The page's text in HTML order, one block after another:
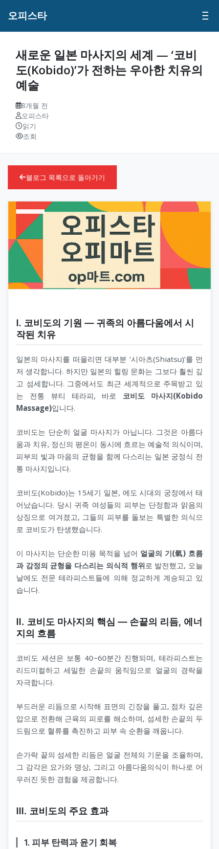
오피스타
새로운 일본 마사지의 세계 — ‘코비
도(Kobido)’가 전하는 우아한 치유의
예술
8개월 전
오피스타
읽기
조회
블로그 목록으로 돌아가기
Ⅰ. 코비도의 기원 — 귀족의 아름다움에서 시
작된 치유
일본의 마사지를 떠올리면 대부분 ‘시아츠(Shiatsu)’를 먼
저 생각합니다. 하지만 일본의 힐링 문화는 그보다 훨씬 깊
고 섬세합니다. 그중에서도 최근 세계적으로 주목받고 있
는 전통 뷰티 테라피, 바로 코비도 마사지(Kobido
Massage)입니다.
코비도는 단순히 얼굴 마사지가 아닙니다. 그것은 아름다
움과 치유, 정신의 평온이 동시에 흐르는 예술적 의식이며,
피부의 빛과 마음의 균형을 함께 다스리는 일본 궁정식 전
통 마사지입니다.
코비도(Kobido)는 15세기 일본, 에도 시대의 궁정에서 태
어났습니다. 당시 귀족 여성들의 피부는 단정함과 맑음의
상징으로 여겨졌고, 그들의 피부를 돌보는 특별한 의식으
로 코비도가 탄생했습니다.
이 마사지는 단순한 미용 목적을 넘어 얼굴의 기(氣) 흐름
과 감정의 균형을 다스리는 의식적 행위로 발전했고, 오늘
날에도 전문 테라피스트들에 의해 정교하게 계승되고 있
습니다.
Ⅱ. 코비도 마사지의 핵심 — 손끝의 리듬, 에너
지의 흐름
코비도 세션은 보통 40~60분간 진행되며, 테라피스트는
리드미컬하고 세밀한 손끝의 움직임으로 얼굴의 경락을
자극합니다.
부드러운 리듬으로 시작해 표면의 긴장을 풀고, 점차 깊은
압으로 전환해 근육의 피로를 해소하며, 섬세한 손끝의 두
드림으로 혈류를 촉진하고 피부 속 순환을 깨웁니다.
손가락 끝의 섬세한 리듬은 얼굴 전체의 기운을 조율하며,
그 감각은 요가와 명상, 그리고 아름다움의식이 하나로 어
우러진 듯한 경험을 제공합니다.
Ⅲ. 코비도의 주요 효과
1. 피부 탄력과 윤기 회복